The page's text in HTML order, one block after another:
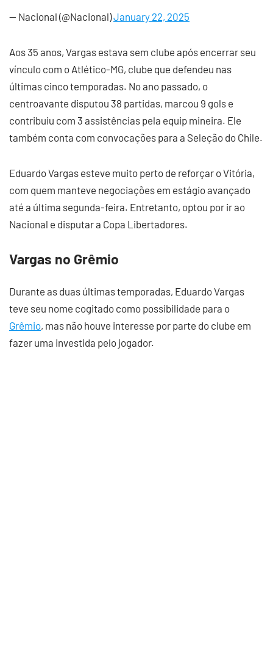
— Nacional (@Nacional)January 22, 2025
Aos 35 anos, Vargas estava sem clube após encerrar seu
vínculo com o Atlético-MG, clube que defendeu nas
últimas cinco temporadas. No ano passado, o
centroavante disputou 38 partidas, marcou 9 gols e
contribuiu com 3 assistências pela equip mineira. Ele
também conta com convocações para a Seleção do Chile.
Eduardo Vargas esteve muito perto de reforçar o Vitória,
com quem manteve negociações em estágio avançado
até a última segunda-feira. Entretanto, optou por ir ao
Nacional e disputar a Copa Libertadores.
Vargas no Grêmio
Durante as duas últimas temporadas, Eduardo Vargas
teve seu nome cogitado como possibilidade para o
Grêmio, mas não houve interesse por parte do clube em
fazer uma investida pelo jogador.